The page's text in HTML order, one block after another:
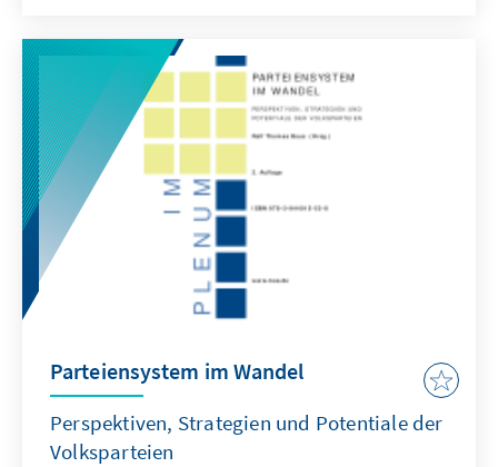
Parteiensystem im Wandel
Perspektiven, Strategien und Potentiale der
Volksparteien